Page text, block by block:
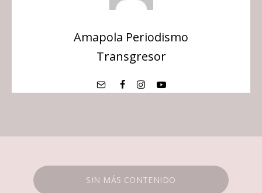
Amapola Periodismo
Transgresor
SIN MÁS CONTENIDO